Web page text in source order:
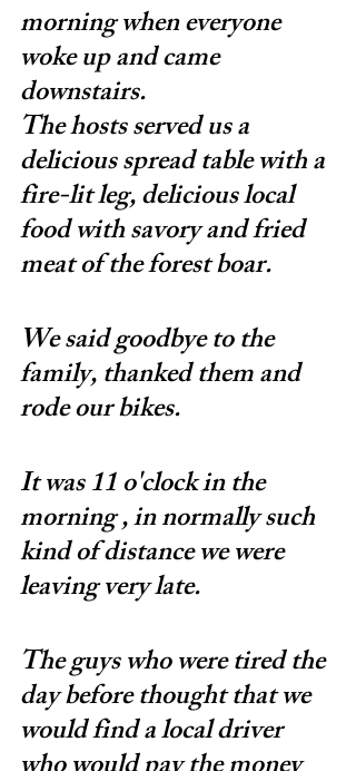
morning when everyone
woke up and came
downstairs.
The hosts served us a
delicious spread table with a
fire-lit leg, delicious local
food with savory and fried
meat of the forest boar.
We said goodbye to the
family, thanked them and
rode our bikes.
It was 11 o'clock in the
morning , in normally such
kind of distance we were
leaving very late.
The guys who were tired the
day before thought that we
would find a local driver